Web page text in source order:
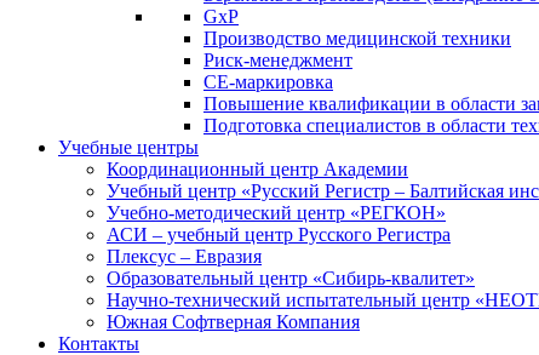
GxP
Производство медицинской техники
Риск-менеджмент
СЕ-маркировка
Повышение квалификации в области
Подготовка специалистов в области
Учебные центры
Координационный центр Академии
Учебный центр «Русский Регистр – Балтийская
Учебно-методический центр «РЕГКОН»
АСИ – учебный центр Русского Регистра
Плексус – Евразия
Образовательный центр «Сибирь-квалитет»
Научно-технический испытательный центр
Южная Софтверная Компания
Контакты